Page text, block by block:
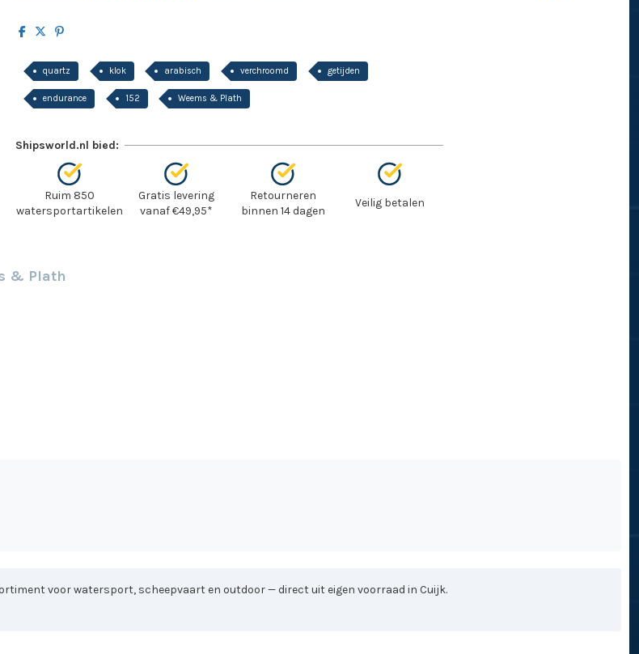
quartz klok arabisch verchroomd getijden
endurance 152 Weems & Plath
Shipsworld.nl bied:
Ruim 850
watersportartikelen
Gratis levering
vanaf €49,95*
Retourneren
binnen 14 dagen
Veilig betalen
& Plath
voor watersport, scheepvaart en outdoor — direct uit eigen voorraad in Cuijk.